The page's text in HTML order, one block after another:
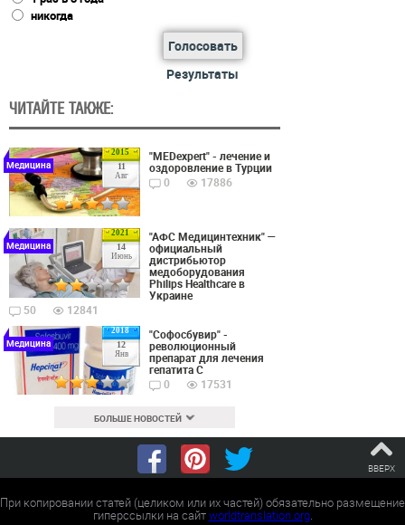
никогда
Голосовать
Результаты
ЧИТАЙТЕ ТАКЖЕ:
2015
11
Авг
Медицина
"MEDexpert" - лечение и
оздоровление в Турции
0
17886
2021
14
Июнь
Медицина
"АФС Медицинтехник" —
официальный
дистрибьютор
медоборудования
Philips Healthcare в
Украине
50
12841
2018
12
Янв
Медицина
"Софосбувир" -
революционный
препарат для лечения
гепатита С
0
17531
БОЛЬШЕ НОВОСТЕЙ
ВВЕРХ
При копировании статей (целиком или их частей) обязательно размещение
гиперссылки на сайтworldtranslation.org.